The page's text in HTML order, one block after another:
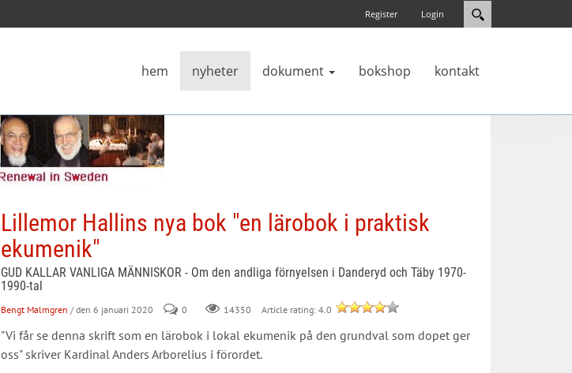
Login
Register
hem nyheter dokument bokshop kontakt
Lillemor Hallins nya bok "en lärobok i praktisk
ekumenik"
GUD KALLAR VANLIGA MÄNNISKOR - Om den andliga förnyelsen i Danderyd och Täby 1970-
1990-tal
Bengt Malmgren / den 6 januari 2020 0 14350 Article rating: 4.0
"Vi får se denna skrift som en lärobok i lokal ekumenik på den grundval som dopet ger
oss" skriver Kardinal Anders Arborelius i förordet.